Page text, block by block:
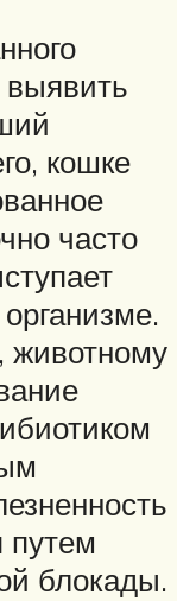
кошке
часто
животному
путем
блокады.